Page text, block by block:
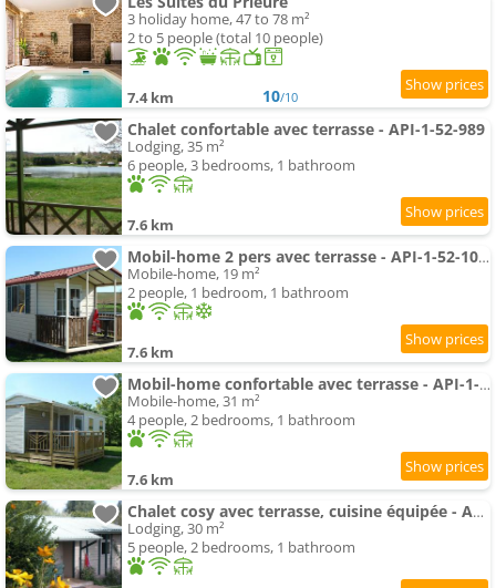
3 holiday home, 47 to 78 m²
2 to 5 people (total 10 people)
7.4 km 10/10
Chalet confortable avec terrasse - API-1-52-989
Lodging, 35 m²
6 people, 3 bedrooms, 1 bathroom
7.6 km
Mobil-home 2 pers avec terrasse - API-1-52-1054
Mobile-home, 19 m²
2 people, 1 bedroom, 1 bathroom
7.6 km
Mobil-home confortable avec terrasse - API-1-52-1059
Mobile-home, 31 m²
4 people, 2 bedrooms, 1 bathroom
7.6 km
Chalet cosy avec terrasse, cuisine équipée - API-1-52-1123
Lodging, 30 m²
5 people, 2 bedrooms, 1 bathroom